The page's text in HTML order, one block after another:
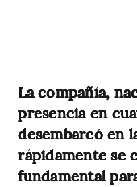
La compañía,
presencia en
desembarcó en
rápidamente se
fundamental